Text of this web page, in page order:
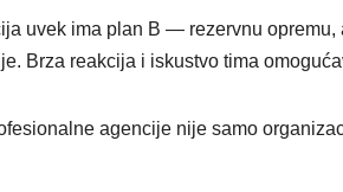
uvek ima plan B — rezervnu
Brza reakcija i iskustvo tima
agencije nije samo